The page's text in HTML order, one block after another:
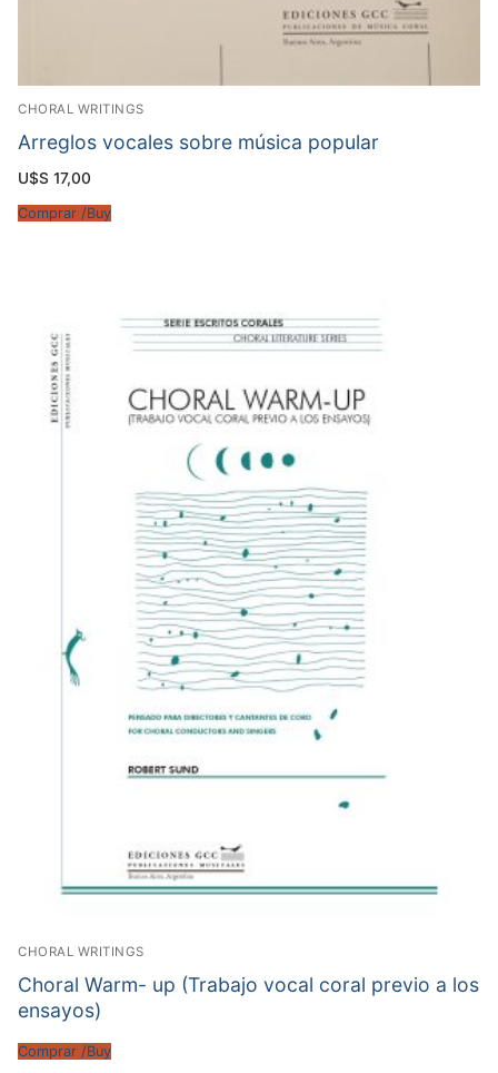
CHORAL WRITINGS
Arreglos vocales sobre música popular
U$S 17,00
Comprar /Buy
CHORAL WRITINGS
Choral Warm- up (Trabajo vocal coral previo a los
ensayos)
Comprar /Buy